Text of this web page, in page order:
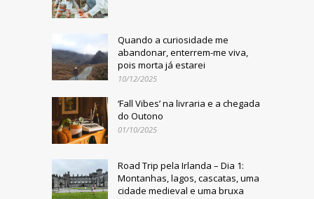
Quando a curiosidade me
abandonar, enterrem-me viva,
pois morta já estarei
10/12/2025
‘Fall Vibes’ na livraria e a chegada
do Outono
01/10/2025
Road Trip pela Irlanda – Dia 1:
Montanhas, lagos, cascatas, uma
cidade medieval e uma bruxa